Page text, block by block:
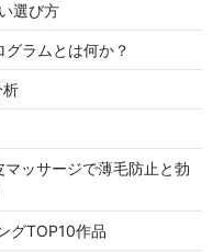
選び方
グラムとは何か？
析
ッサージで薄毛防止と勃
グTOP10作品